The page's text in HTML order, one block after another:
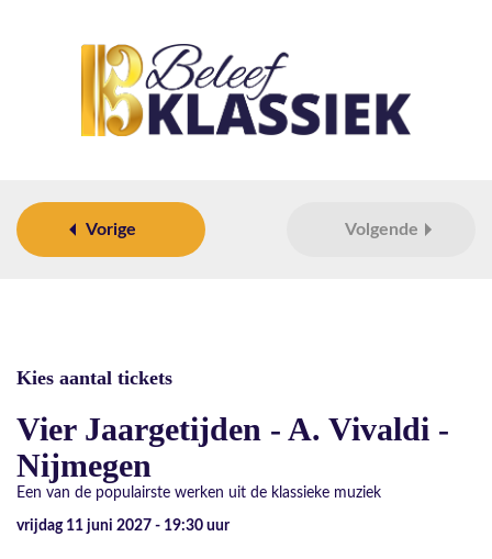
Vorige Volgende
Kies aantal tickets
Vier Jaargetijden - A. Vivaldi -
Nijmegen
Een van de populairste werken uit de klassieke muziek
vrijdag 11 juni 2027 - 19:30 uur